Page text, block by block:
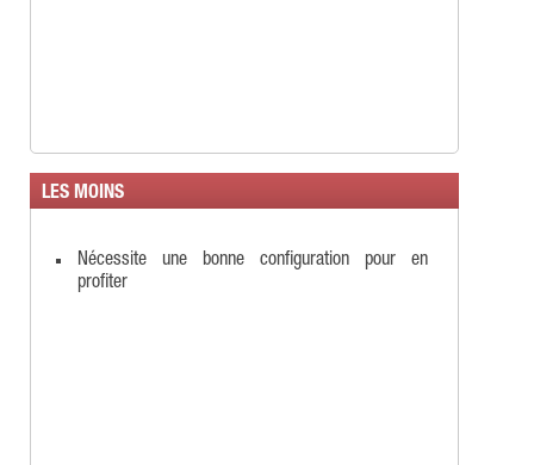
LES MOINS
Nécessite une bonne configuration pour en
profiter